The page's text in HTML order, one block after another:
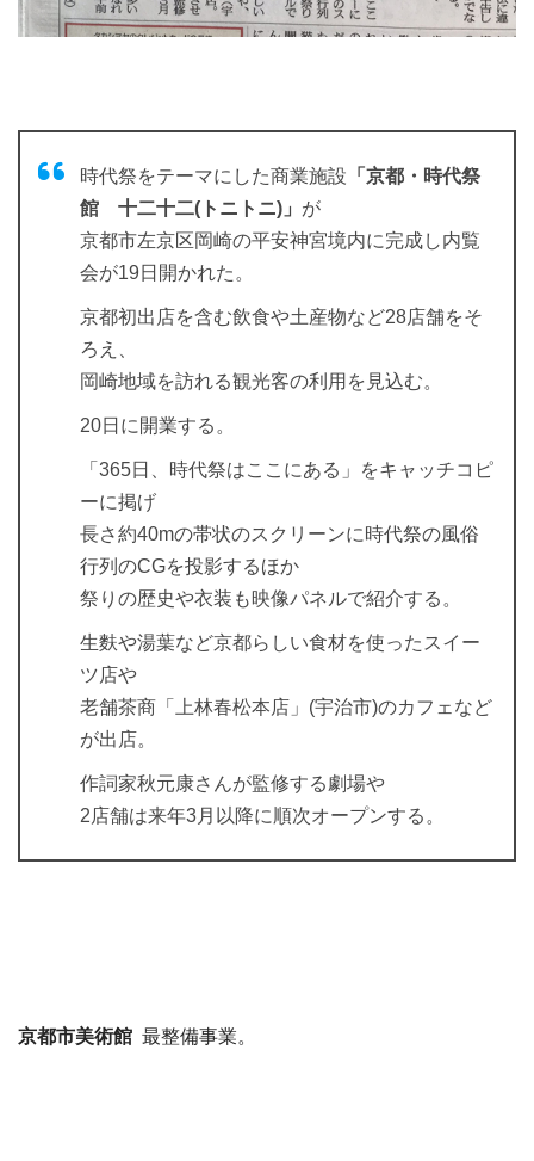
時代祭をテーマにした商業施設 「京都・時代祭
館 十二十二(トニトニ)」 が
京都市左京区岡崎の平安神宮境内に完成し内覧
会が19日開かれた。
京都初出店を含む飲食や土産物など28店舗をそ
ろえ、
岡崎地域を訪れる観光客の利用を見込む。
20日に開業する。
「365日、時代祭はここにある」をキャッチコピ
ーに掲げ
長さ約40mの帯状のスクリーンに時代祭の風俗
行列のCGを投影するほか
祭りの歴史や衣装も映像パネルで紹介する。
生麩や湯葉など京都らしい食材を使ったスイー
ツ店や
老舗茶商「上林春松本店」(宇治市)のカフェなど
が出店。
作詞家秋元康さんが監修する劇場や
2店舗は来年3月以降に順次オープンする。
京都市美術館 最整備事業。